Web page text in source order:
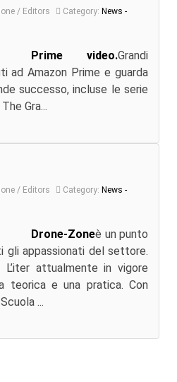
/ Editors Category: News -
Prime video.Grandi
ad Amazon Prime e guarda
successo, incluse le serie
Gra...
/ Editors Category: News -
Drone-Zoneè un punto
appassionati del settore.
attualmente in vigore
teorica e una pratica. Con
...